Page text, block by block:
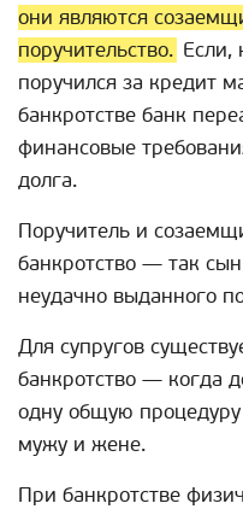
они являются
поручительство. Если,
поручился за кредит
банкротстве банк
финансовые
долга.
Поручитель и
банкротство — так
неудачно выданного
Для супругов
банкротство — когда
одну общую
мужу и жене.
При банкротстве